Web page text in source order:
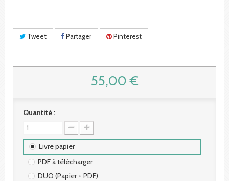
Tweet Partager Pinterest
55,00 €
Quantité :
Livre papier
PDF à télécharger
DUO (Papier + PDF)